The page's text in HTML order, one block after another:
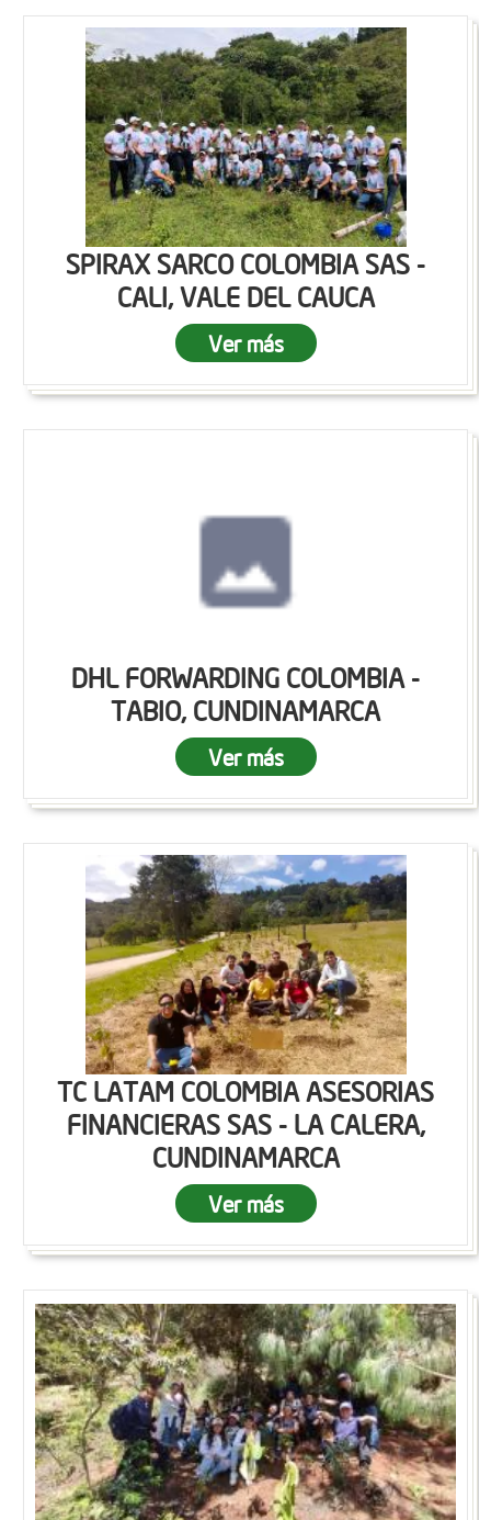
SPIRAX SARCO COLOMBIA SAS -
CALI, VALE DEL CAUCA
Ver más
DHL FORWARDING COLOMBIA -
TABIO, CUNDINAMARCA
Ver más
TC LATAM COLOMBIA ASESORIAS
FINANCIERAS SAS - LA CALERA,
CUNDINAMARCA
Ver más